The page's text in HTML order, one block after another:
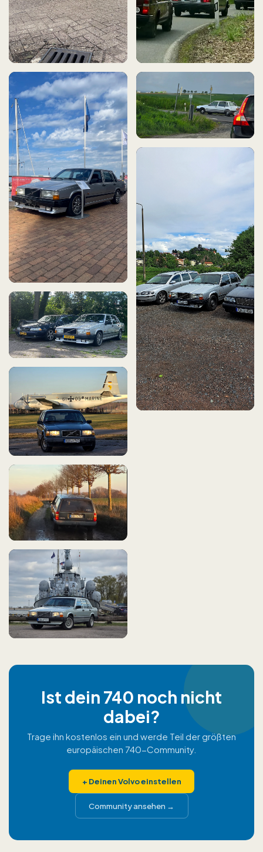
Ist dein 740 noch nicht
dabei?
Trage ihn kostenlos ein und werde Teil der größten
europäischen 740-Community.
+ Deinen Volvo einstellen
Community ansehen →